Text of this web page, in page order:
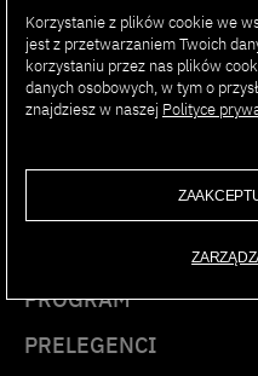
AI
PJAIT
PROGRAM
PRELEGENCI
Korzystanie z plików cookie we
jest z przetwarzaniem Twoich
korzystaniu przez nas plików
danych osobowych, w tym o
znajdziesz w naszej Polityce